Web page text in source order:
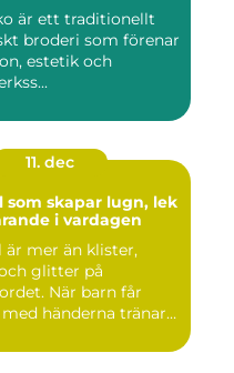
är ett traditionellt
broderi som förenar
estetik och
11. dec
som skapar lugn, lek
i vardagen
är mer än klister,
glitter på
När barn får
med händerna tränar